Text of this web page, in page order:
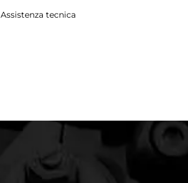
Assistenza tecnica